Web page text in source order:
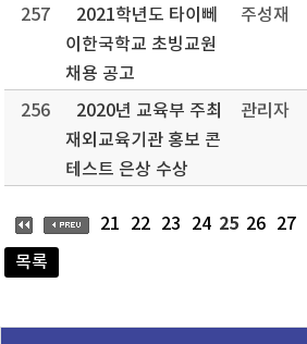
257
2021학년도 타이뻬
이한국학교 초빙교원
채용 공고
주성재
256
2020년 교육부 주최
재외교육기관 홍보 콘
테스트 은상 수상
관리자
21 22 23 24 25 26 27
목록